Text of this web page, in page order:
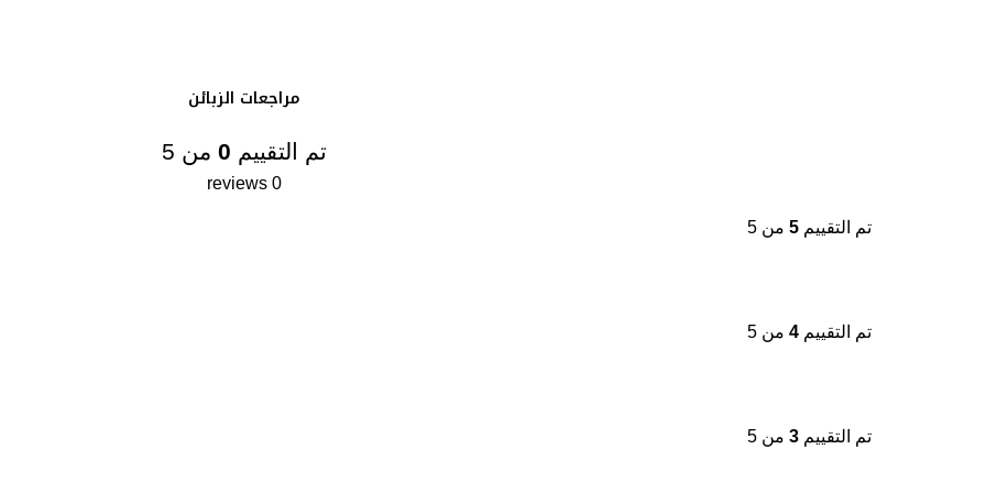
مراجعات الزبائن
تم التقييم 0 من 5
0 reviews
تم التقييم5 من 5
تم التقييم4 من 5
تم التقييم3 من 5